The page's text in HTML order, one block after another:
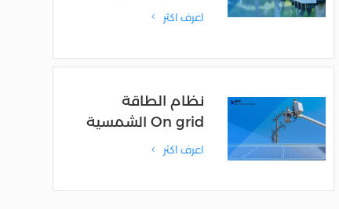
اعرف اكثر 4
نظام الطاقة
الشمسية On grid
اعرف اكثر 4